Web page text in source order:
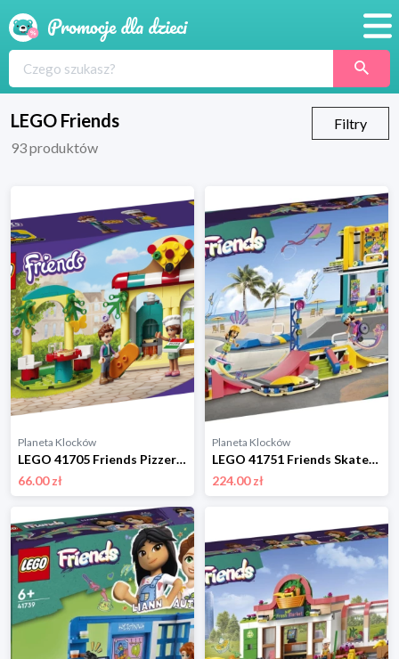
Wyprawka
LEGO Friends
Filtry
93produktów
Planeta Klocków
LEGO 41705 Friends Pizzeria w Heartlake Lego
66.00 zł
Planeta Klocków
LEGO 41751 Friends Skatepark Lego
224.00 zł